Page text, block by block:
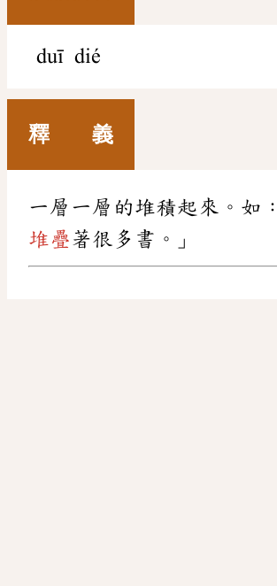
duī dié
釋 義
一層一層的堆積起來。如
堆疊著很多書。」